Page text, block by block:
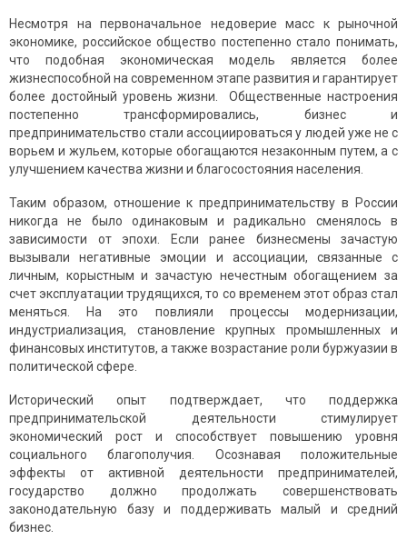
Несмотря на первоначальное недоверие масс к рыночной
экономике, российское общество постепенно стало понимать,
что подобная экономическая модель является более
жизнеспособной на современном этапе развития и гарантирует
более достойный уровень жизни. Общественные настроения
постепенно трансформировались, бизнес и
предпринимательство стали ассоциироваться у людей уже не с
ворьем и жульем, которые обогащаются незаконным путем, а с
улучшением качества жизни и благосостояния населения.
Таким образом, отношение к предпринимательству в России
никогда не было одинаковым и радикально сменялось в
зависимости от эпохи. Если ранее бизнесмены зачастую
вызывали негативные эмоции и ассоциации, связанные с
личным, корыстным и зачастую нечестным обогащением за
счет эксплуатации трудящихся, то со временем этот образ стал
меняться. На это повлияли процессы модернизации,
индустриализация, становление крупных промышленных и
финансовых институтов, а также возрастание роли буржуазии в
политической сфере.
Исторический опыт подтверждает, что поддержка
предпринимательской деятельности стимулирует
экономический рост и способствует повышению уровня
социального благополучия. Осознавая положительные
эффекты от активной деятельности предпринимателей,
государство должно продолжать совершенствовать
законодательную базу и поддерживать малый и средний
бизнес.